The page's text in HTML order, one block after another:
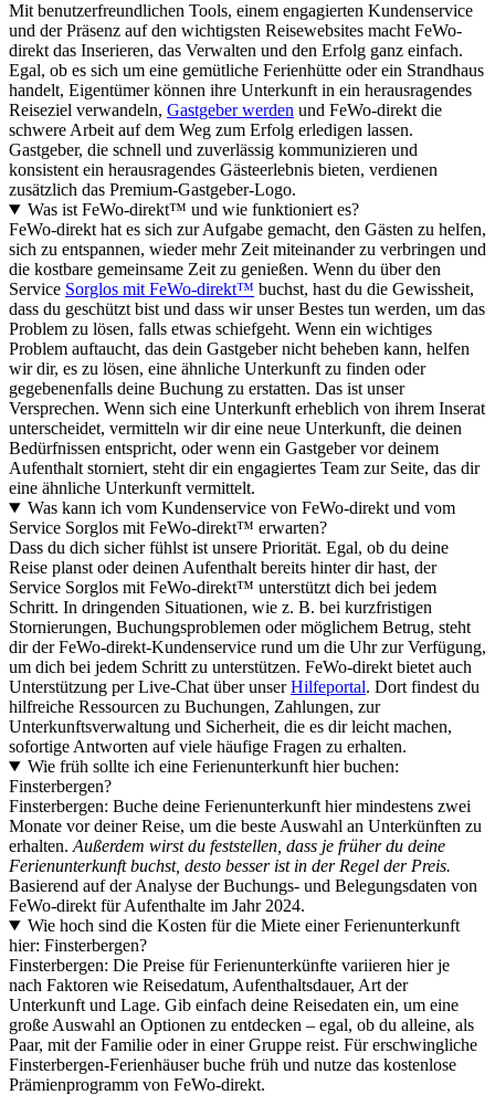
Mit benutzerfreundlichen Tools, einem engagierten Kundenservice
und der Präsenz auf den wichtigsten Reisewebsites macht FeWo-
direkt das Inserieren, das Verwalten und den Erfolg ganz einfach.
Egal, ob es sich um eine gemütliche Ferienhütte oder ein Strandhaus
handelt, Eigentümer können ihre Unterkunft in ein herausragendes
Reiseziel verwandeln, Gastgeber werden und FeWo-direkt die
schwere Arbeit auf dem Weg zum Erfolg erledigen lassen.
Gastgeber, die schnell und zuverlässig kommunizieren und
konsistent ein herausragendes Gästeerlebnis bieten, verdienen
zusätzlich das Premium-Gastgeber-Logo.
Was ist FeWo-direkt™ und wie funktioniert es?
FeWo-direkt hat es sich zur Aufgabe gemacht, den Gästen zu helfen,
sich zu entspannen, wieder mehr Zeit miteinander zu verbringen und
die kostbare gemeinsame Zeit zu genießen. Wenn du über den
Service Sorglos mit FeWo-direkt™ buchst, hast du die Gewissheit,
dass du geschützt bist und dass wir unser Bestes tun werden, um das
Problem zu lösen, falls etwas schiefgeht. Wenn ein wichtiges
Problem auftaucht, das dein Gastgeber nicht beheben kann, helfen
wir dir, es zu lösen, eine ähnliche Unterkunft zu finden oder
gegebenenfalls deine Buchung zu erstatten. Das ist unser
Versprechen. Wenn sich eine Unterkunft erheblich von ihrem Inserat
unterscheidet, vermitteln wir dir eine neue Unterkunft, die deinen
Bedürfnissen entspricht, oder wenn ein Gastgeber vor deinem
Aufenthalt storniert, steht dir ein engagiertes Team zur Seite, das dir
eine ähnliche Unterkunft vermittelt.
Was kann ich vom Kundenservice von FeWo-direkt und vom
Service Sorglos mit FeWo-direkt™ erwarten?
Dass du dich sicher fühlst ist unsere Priorität. Egal, ob du deine
Reise planst oder deinen Aufenthalt bereits hinter dir hast, der
Service Sorglos mit FeWo-direkt™ unterstützt dich bei jedem
Schritt. In dringenden Situationen, wie z. B. bei kurzfristigen
Stornierungen, Buchungsproblemen oder möglichem Betrug, steht
dir der FeWo-direkt-Kundenservice rund um die Uhr zur Verfügung,
um dich bei jedem Schritt zu unterstützen. FeWo-direkt bietet auch
Unterstützung per Live-Chat über unserHilfeportal. Dort findest du
hilfreiche Ressourcen zu Buchungen, Zahlungen, zur
Unterkunftsverwaltung und Sicherheit, die es dir leicht machen,
sofortige Antworten auf viele häufige Fragen zu erhalten.
Wie früh sollte ich eine Ferienunterkunft hier buchen:
Finsterbergen?
Finsterbergen: Buche deine Ferienunterkunft hier mindestens zwei
Monate vor deiner Reise, um die beste Auswahl an Unterkünften zu
erhalten. Außerdem wirst du feststellen, dass je früher du deine
Ferienunterkunft buchst, desto besser ist in der Regel der Preis.
Basierend auf der Analyse der Buchungs- und Belegungsdaten von
FeWo-direkt für Aufenthalte im Jahr 2024.
Wie hoch sind die Kosten für die Miete einer Ferienunterkunft
hier: Finsterbergen?
Finsterbergen: Die Preise für Ferienunterkünfte variieren hier je
nach Faktoren wie Reisedatum, Aufenthaltsdauer, Art der
Unterkunft und Lage. Gib einfach deine Reisedaten ein, um eine
große Auswahl an Optionen zu entdecken – egal, ob du alleine, als
Paar, mit der Familie oder in einer Gruppe reist. Für erschwingliche
Finsterbergen-Ferienhäuser buche früh und nutze das kostenlose
Prämienprogramm von FeWo-direkt.